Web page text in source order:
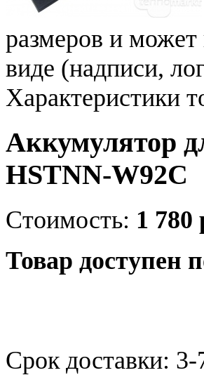
размеров и
виде (надписи,
Характеристики
Аккумулятор
HSTNN-W92C
Стоимость: 1 780
Товар доступен
Срок доставки: 3-